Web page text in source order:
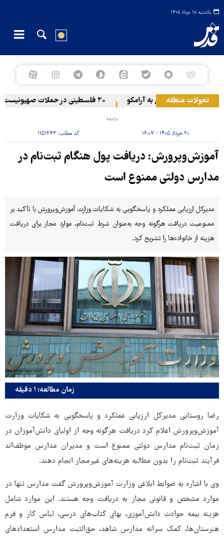
یکشنبه ۱۸ مرداد ۱۴۰۵
تحولات منطقه
حمله یمن به آرامکو
جامعه
۲۰ خرداد ۱۴۰۵ - ۱۶:۰۷ کد مطلب: ۱۱۵۱۲۷۳
آموزش‌وپرورش: دریافت پول هنگام ثبت‌نام در
مدارس دولتی ممنوع است
مدیرکل ارزیابی عملکرد و پاسخگویی به شکایات وزارت آموزش‌وپرورش با تأکید بر
ممنوعیت دریافت هرگونه وجه به‌عنوان شرط ثبت‌نام، موارد مجاز برای دریافت
هزینه از خانواده‌ها را تشریح کرد.
زمان مطالعه: ۱ دقیقه
رضا روستایی مدیرکل ارزیابی عملکرد و پاسخگویی به شکایات وزارت
آموزش‌وپرورش اعلام کرد دریافت هرگونه وجه از اولیای دانش‌آموزان در
زمان ثبت‌نام مدارس دولتی ممنوع است و مدیران مدارس موظف‌اند
فرآیند ثبت‌نام را بدون مطالبه هزینه‌های غیرمجاز انجام دهند.
وی با اشاره به ضوابط ابلاغی وزارت آموزش‌وپرورش گفت مدارس تنها در
موارد مشخص و قانونی مجاز به دریافت وجه هستند. این موارد شامل
هزینه بیمه حوادث دانش‌آموزی، بهای کتاب‌های درسی، لباس کار و فرم
هنرستان‌ها، کمک سرانه مدارس شاهد، حق‌الثبت مدارس استعدادهای